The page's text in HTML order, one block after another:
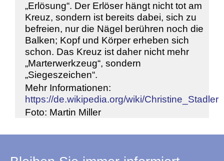
„Erlösung“. Der Erlöser hängt nicht tot am
Kreuz, sondern ist bereits dabei, sich zu
befreien, nur die Nägel berühren noch die
Balken; Kopf und Körper erheben sich
schon. Das Kreuz ist daher nicht mehr
„Marterwerkzeug“, sondern
„Siegeszeichen“.
Mehr Informationen:
https://de.wikipedia.org/wiki/Christine_Stadler
Foto: Martin Miller